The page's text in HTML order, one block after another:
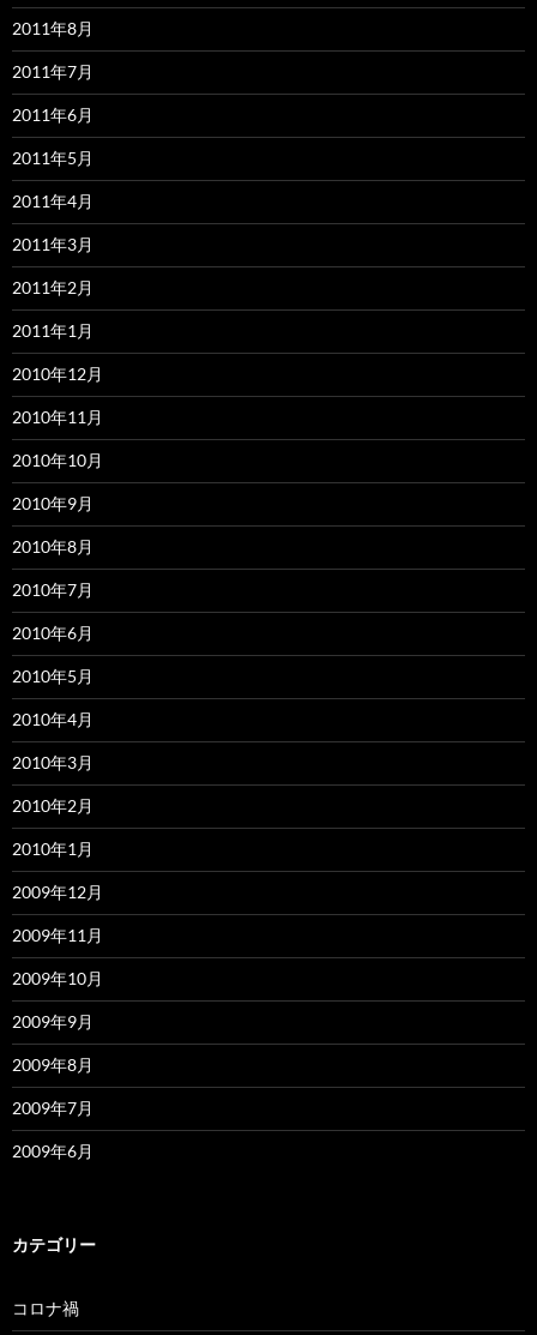
2011年8月
2011年7月
2011年6月
2011年5月
2011年4月
2011年3月
2011年2月
2011年1月
2010年12月
2010年11月
2010年10月
2010年9月
2010年8月
2010年7月
2010年6月
2010年5月
2010年4月
2010年3月
2010年2月
2010年1月
2009年12月
2009年11月
2009年10月
2009年9月
2009年8月
2009年7月
2009年6月
カテゴリー
コロナ禍